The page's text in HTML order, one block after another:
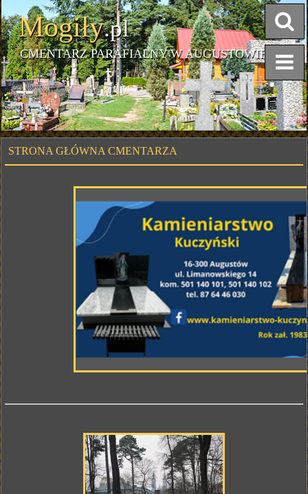
Mogiły.pl
CMENTARZ PARAFIALNY W AUGUSTOWIE
STRONA GŁÓWNA CMENTARZA